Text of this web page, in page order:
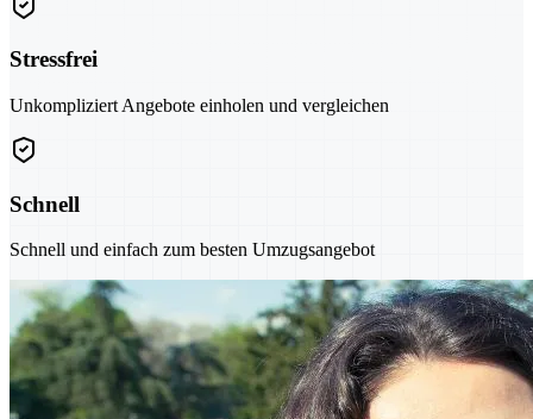
Stressfrei
Unkompliziert Angebote einholen und vergleichen
Schnell
Schnell und einfach zum besten Umzugsangebot